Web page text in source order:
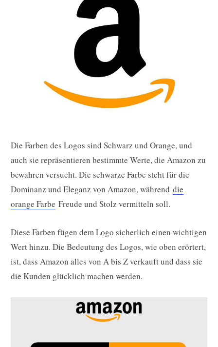
Die Farben des Logos sind Schwarz und Orange, und
auch sie repräsentieren bestimmte Werte, die Amazon zu
bewahren versucht. Die schwarze Farbe steht für die
Dominanz und Eleganz von Amazon, während die
orange Farbe Freude und Stolz vermitteln soll.
Diese Farben fügen dem Logo sicherlich einen wichtigen
Wert hinzu. Die Bedeutung des Logos, wie oben erörtert,
ist, dass Amazon alles von A bis Z verkauft und dass sie
die Kunden glücklich machen werden.